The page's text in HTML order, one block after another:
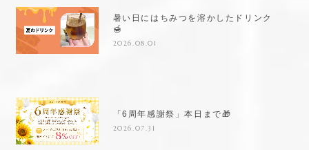
暑い日にはちみつを溶かしたドリンク
🍯
2026.08.01
「6周年感謝祭」本日まで🎁
2026.07.31